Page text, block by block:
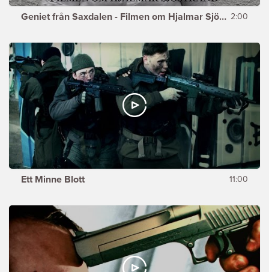
Geniet från Saxdalen - Filmen om Hjalmar Sjöstrand (trailer) 2:00
Ett Minne Blott 11:00